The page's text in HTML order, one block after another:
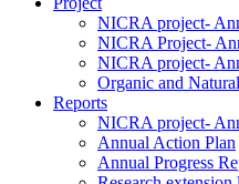
NICRA project-
NICRA Project-
NICRA project-
Organic and
Reports
NICRA project-
Annual Action Plan
Annual Progress